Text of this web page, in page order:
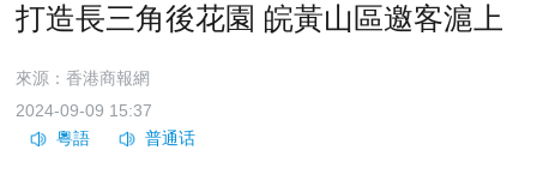
打造長三角後花園 皖黃山區邀客滬上
來源：香港商報網
2024-09-09 15:37